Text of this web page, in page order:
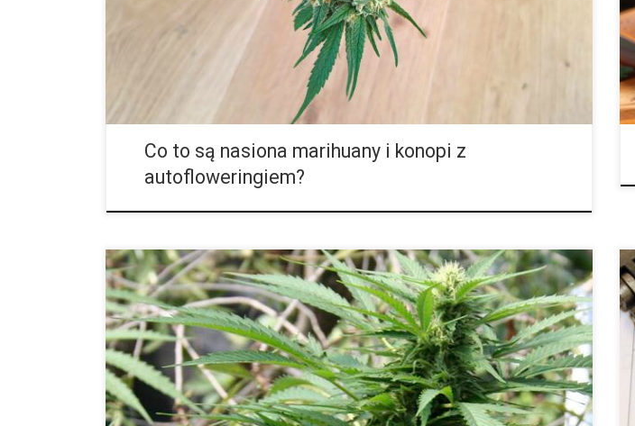
czym są nasiona autofloweringowe i jakie mają cechy, jest kluczowe dla osób
chcących rozpocząć przygodę z uprawą konopi. Czym są nasiona […]
Co to są nasiona marihuany i konopi z
autofloweringiem?
Fala upałów: znaczenie temperatury wody w hodowli marihuany Gdy dni stają się
coraz bardziej gorące, a termometry biją rekordy, dla hodowców marihuany zarówno
ci od uprawy w pomieszczeniach, jak i na zewnątrz, wyzwaniem staje się nie tylko
ochrona roślin przed przegrzaniem, ale również dbałość o jakość dostarczanej im
wody. To właśnie temperatura wody odgrywa kluczową rolę w zachowaniu zdrowia